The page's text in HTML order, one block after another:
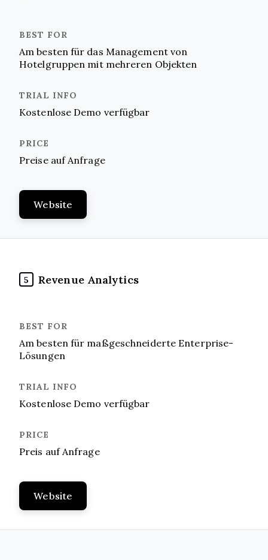
Am besten für das Management von
Hotelgruppen mit mehreren Objekten
Kostenlose Demo verfügbar
Preise auf Anfrage
Website
5 Revenue Analytics
Am besten für maßgeschneiderte Enterprise-
Lösungen
Kostenlose Demo verfügbar
Preis auf Anfrage
Website